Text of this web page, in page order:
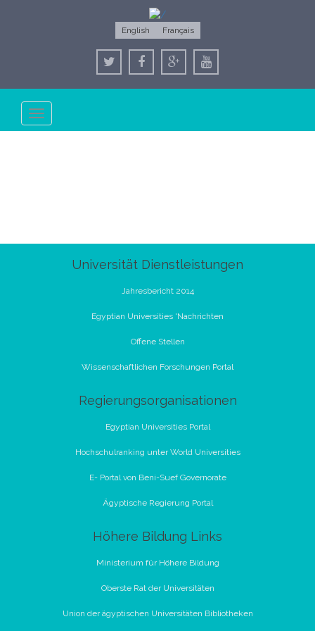
English Français
Toggle
navigation
Universität Dienstleistungen
Jahresbericht 2014
Egyptian Universities 'Nachrichten
Offene Stellen
Wissenschaftlichen Forschungen Portal
Regierungsorganisationen
Egyptian Universities Portal
Hochschulranking unter World Universities
E- Portal von Beni-Suef Governorate
Ägyptische Regierung Portal
Höhere Bildung Links
Ministerium für Höhere Bildung
Oberste Rat der Universitäten
Union der ägyptischen Universitäten Bibliotheken